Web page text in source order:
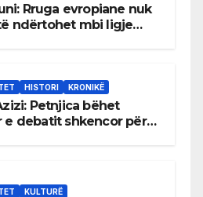
Rruga evropiane nuk
ndërtohet mbi ligje
HISTORI KRONIKË
Petnjica bëhet
e debatit shkencor për
KULTURË